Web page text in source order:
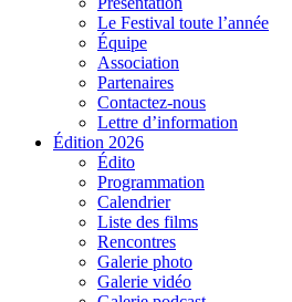
Le Festival toute l’année
Équipe
Association
Partenaires
Contactez-nous
Lettre d’information
Édition 2026
Édito
Programmation
Calendrier
Liste des films
Rencontres
Galerie photo
Galerie vidéo